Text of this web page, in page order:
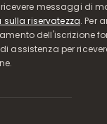
messaggi di
riservatezza. Per
dell'iscrizione
assistenza per